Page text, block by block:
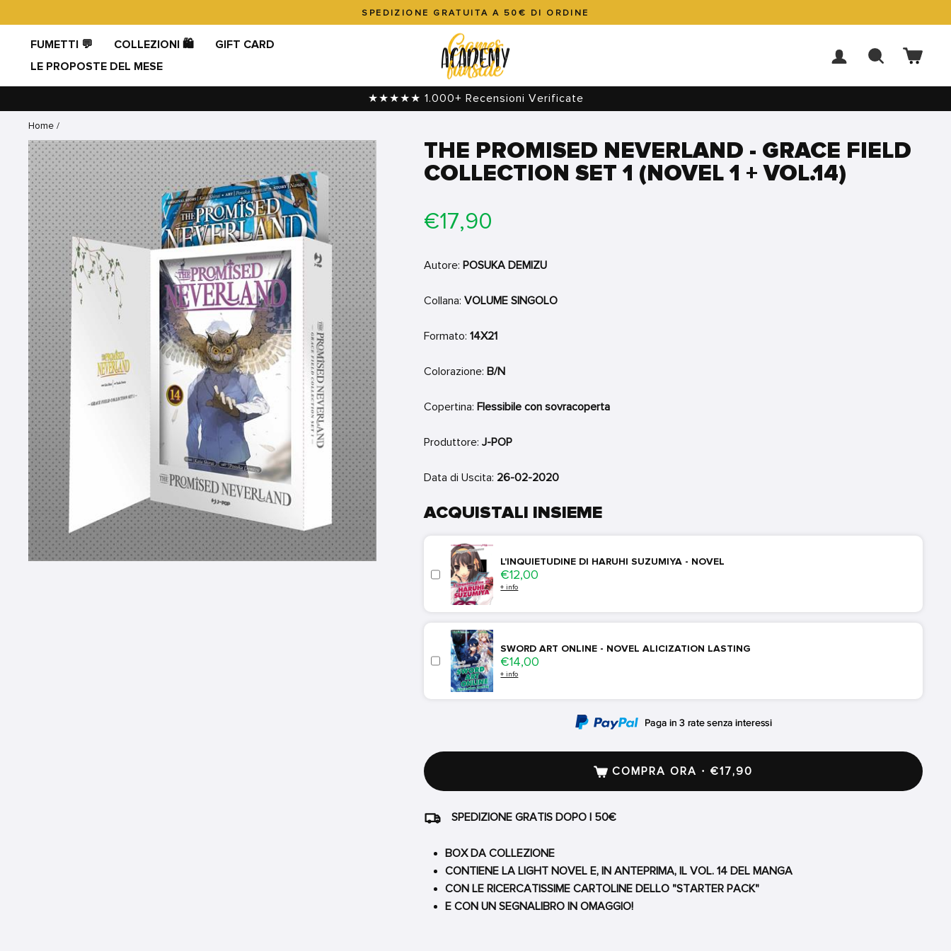
direttamente
contenuti
in
pausa
SPEDIZIONE GRATUITA A 50€ DI ORDINE
FUMETTI 💬 COLLEZIONI 🛍️
GIFT CARD
LE PROPOSTE DEL MESE
ACCEDI CERCA
★★★★★ 1.000+ Recensioni Verificate
Home /
THE PROMISED NEVERLAND - GRACE FIELD
COLLECTION SET 1 (NOVEL 1 + VOL.14)
Prezzo
di
€17,90
Autore: POSUKA DEMIZU
Collana:VOLUME SINGOLO
Formato:14X21
Colorazione: B/N
Copertina: Flessibile con sovracoperta
Produttore:J-POP
Data di Uscita: 26-02-2020
ACQUISTALI INSIEME
L'INQUIETUDINE DI HARUHI SUZUMIYA - NOVEL
Price
€12,00
+ info
SWORD ART ONLINE - NOVEL ALICIZATION LASTING
Price
€14,00
+ info
COMPRA ORA · €17,90
SPEDIZIONE GRATIS DOPO I 50€
BOX DA COLLEZIONE
CONTIENE LA LIGHT NOVEL E, IN ANTEPRIMA, IL VOL. 14 DEL MANGA
CON LE RICERCATISSIME CARTOLINE DELLO "STARTER PACK"
E CON UN SEGNALIBRO IN OMAGGIO!